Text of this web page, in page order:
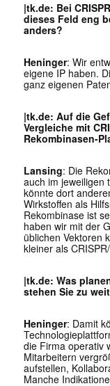
|tk.de: Bei
dieses Feld eng
anders?
Heninger: Wir
eigene IP haben.
ganz eigenen
|tk.de: Auf die
Vergleiche mit
Rekombinasen-
Lansing: Die
auch im jeweiligen
könnte dort
Wirkstoffen als
Rekombinase ist
haben wir mit der
üblichen Vektoren
kleiner als
|tk.de: Was
stehen Sie zu
Heninger: Damit
die Firma operativ
Mitarbeitern
aufstellen,
Manche